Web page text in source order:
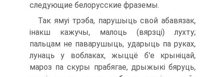
следующие белорусские фраземы.
Так ямуі трэба, парушыць свой абавязак,
інакш кажучы, малоць (вярзці) лухту;
пальцам не паварушыць, ударыць па руках,
лунаць у воблаках, жыццё б'е крыніцай,
мароз па скуры прабягае, дрыжыкі бяруць,